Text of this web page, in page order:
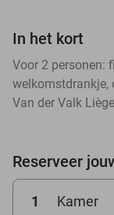
In het kort
Voor 2 personen:
welkomstdrankje,
Van der Valk
Reserveer
1 Kamer